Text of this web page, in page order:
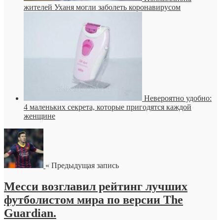
жителей Уханя могли заболеть коронавирусом
Невероятно удобно:
4 маленьких секрета, которые пригодятся каждой
женщине
« Предыдущая запись
Месси возглавил рейтинг лучших
футболистом мира по версии The
Guardian.